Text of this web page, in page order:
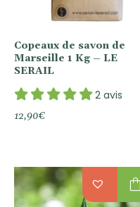
Copeaux de savon de
Marseille 1 Kg – LE
SERAIL
2 avis
12,90€
shopping_bag